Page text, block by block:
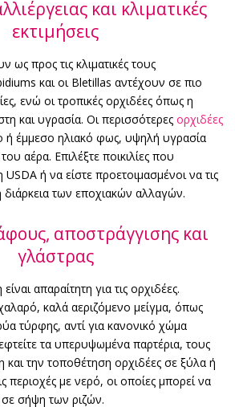
και κλιματικές
εκτιμήσεις
ως προς τις κλιματικές τους
και οι Bletillas αντέχουν σε πιο
ενώ οι τροπικές ορχιδέες όπως η
και υγρασία. Οι περισσότερες ορχιδέες
ή έμμεσο ηλιακό φως, υψηλή υγρασία
αέρα. Επιλέξτε ποικιλίες που
USDA ή να είστε προετοιμασμένοι να τις
διάρκεια των εποχιακών αλλαγών.
αποστράγγισης και
γλάστρας
απαραίτητη για τις ορχιδέες.
καλά αεριζόμενο μείγμα, όπως
τύρφης, αντί για κανονικό χώμα
τα υπερυψωμένα παρτέρια, τους
την τοποθέτηση ορχιδέες σε ξύλα ή
περιοχές με νερό, οι οποίες μπορεί να
σήψη των ριζών.